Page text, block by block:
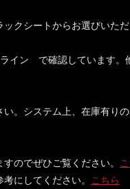
クシートからお選びいただ
ン で確認しています。
。システム上、在庫有り
のでぜひご覧ください。
にしてください。
こちら